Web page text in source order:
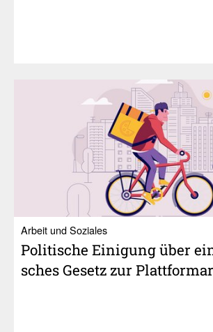
Ar­beit und So­zia­les
Poli­ti­sche Eini­gung über
sches Gesetz zur